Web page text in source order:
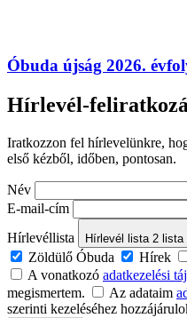
Óbuda újság 2026.
Hírlevél-
Iratkozzon fel hírlevelünkre,
első kézből, időben, pontosan.
Név
E-mail-cím
Hírlevéllista
Hírlevél lista 2
Zöldülő Óbuda Hírek
A vonatkozó adatkezelési
megismertem.
Az adataim
szerinti kezeléséhez